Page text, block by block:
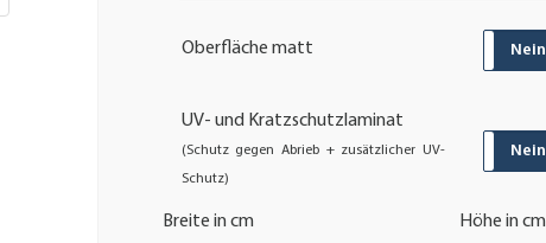
Oberfläche matt Nein
UV- und Kratzschutzlaminat
(Schutz gegen Abrieb + zusätzlicher UV-
Schutz)
JA Nein
Breite in cm Höhe in cm